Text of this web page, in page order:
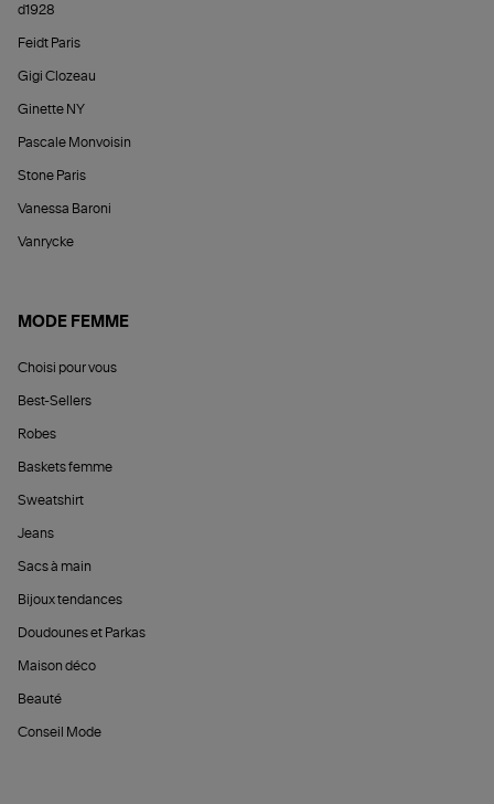
d1928
Feidt Paris
Gigi Clozeau
Ginette NY
Pascale Monvoisin
Stone Paris
Vanessa Baroni
Vanrycke
MODE FEMME
Choisi pour vous
Best-Sellers
Robes
Baskets femme
Sweatshirt
Jeans
Sacs à main
Bijoux tendances
Doudounes et Parkas
Maison déco
Beauté
Conseil Mode